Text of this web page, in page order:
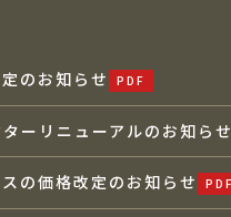
のお知らせ
ーリニューアルのお知らせ
の価格改定のお知らせ